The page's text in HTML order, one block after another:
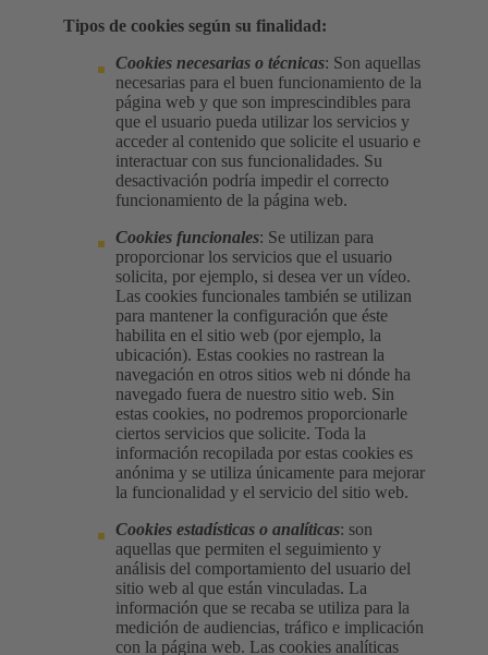
Tipos de cookies según su finalidad:
Cookies necesarias o técnicas: Son aquellas
necesarias para el buen funcionamiento de la
página web y que son imprescindibles para
que el usuario pueda utilizar los servicios y
acceder al contenido que solicite el usuario e
interactuar con sus funcionalidades. Su
desactivación podría impedir el correcto
funcionamiento de la página web.
Cookies funcionales: Se utilizan para
proporcionar los servicios que el usuario
solicita, por ejemplo, si desea ver un vídeo.
Las cookies funcionales también se utilizan
para mantener la configuración que éste
habilita en el sitio web (por ejemplo, la
ubicación). Estas cookies no rastrean la
navegación en otros sitios web ni dónde ha
navegado fuera de nuestro sitio web. Sin
estas cookies, no podremos proporcionarle
ciertos servicios que solicite. Toda la
información recopilada por estas cookies es
anónima y se utiliza únicamente para mejorar
la funcionalidad y el servicio del sitio web.
Cookies estadísticas o analíticas: son
aquellas que permiten el seguimiento y
análisis del comportamiento del usuario del
sitio web al que están vinculadas. La
información que se recaba se utiliza para la
medición de audiencias, tráfico e implicación
con la página web. Las cookies analíticas